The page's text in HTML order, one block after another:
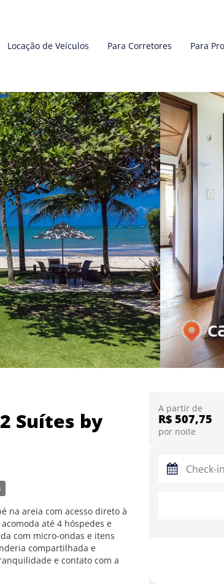
Locação de Veículos Para Corretores Para
Suítes by
na areia com acesso direto à
até 4 hóspedes e
com micro-ondas e itens
compartilhada e
e contato com a
A partir de
R$ 507,75
por noite